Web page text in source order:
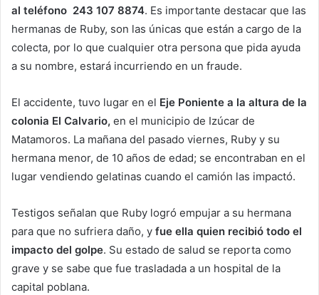
al teléfono 243 107 8874. Es importante destacar que las
hermanas de Ruby, son las únicas que están a cargo de la
colecta, por lo que cualquier otra persona que pida ayuda
a su nombre, estará incurriendo en un fraude.
El accidente, tuvo lugar en el Eje Poniente a la altura de la
colonia El Calvario, en el municipio de Izúcar de
Matamoros. La mañana del pasado viernes, Ruby y su
hermana menor, de 10 años de edad; se encontraban en el
lugar vendiendo gelatinas cuando el camión las impactó.
Testigos señalan que Ruby logró empujar a su hermana
para que no sufriera daño, y fue ella quien recibió todo el
impacto del golpe. Su estado de salud se reporta como
grave y se sabe que fue trasladada a un hospital de la
capital poblana.